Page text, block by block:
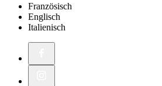
Französisch
Englisch
Italienisch